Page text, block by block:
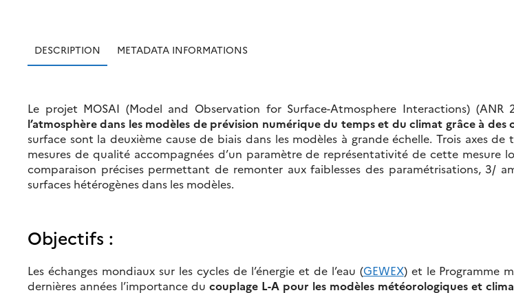
DESCRIPTION METADATA INFORMATIONS
Le projet MOSAI (Model and Observation for Surface-Atmosphere Interactions)
l’atmosphère dans les modèles de prévision numérique du temps et du climat grâce à des
surface sont la deuxième cause de biais dans les modèles à grande échelle. Trois axes
mesures de qualité accompagnées d’un paramètre de représentativité de cette
comparaison précises permettant de remonter aux faiblesses des paramétrisations, 3/
surfaces hétérogènes dans les modèles.
Objectifs :
Les échanges mondiaux sur les cycles de l’énergie et de l’eau (GEWEX) et le Programme
dernières années l’importance du couplage L-A pour les modèles météorologiques et